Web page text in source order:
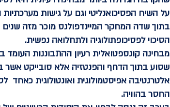
על השיח הפסיכואנליטי וגם על גישות
בתוך שדה המחקר המיינדפולנס מוכר מזה
הסיכוי לפסיכופתולוגיה ולתחלואה נפשית.
מבחינה קונספטואלית רעיון ההתבוננות העומד
שסוע בתוך הדחף והפנטזיה אלא סובייקט אשר
אלטרנטיבה אפיסטמולוגית ואונטולוגית כאחד
החסר בהוויה.